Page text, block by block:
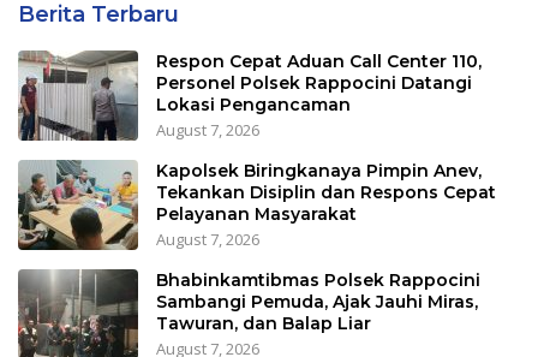
Berita Terbaru
Respon Cepat Aduan Call Center 110,
Personel Polsek Rappocini Datangi
Lokasi Pengancaman
August 7, 2026
Kapolsek Biringkanaya Pimpin Anev,
Tekankan Disiplin dan Respons Cepat
Pelayanan Masyarakat
August 7, 2026
Bhabinkamtibmas Polsek Rappocini
Sambangi Pemuda, Ajak Jauhi Miras,
Tawuran, dan Balap Liar
August 7, 2026